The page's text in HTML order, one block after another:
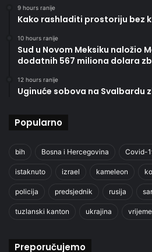
9 hours ranije
Kako rashladiti prostoriju bez
10 hours ranije
Sud u Novom Meksiku naložio
dodatnih 567 miliona dolara
12 hours ranije
Uginuće sobova na Svalbardu
Popularno
bih Bosna i Hercegovina Covid-
istaknuto izrael kameleon
policija predsjednik rusija
tuzlanski kanton ukrajina vrijeme
Preporučujemo